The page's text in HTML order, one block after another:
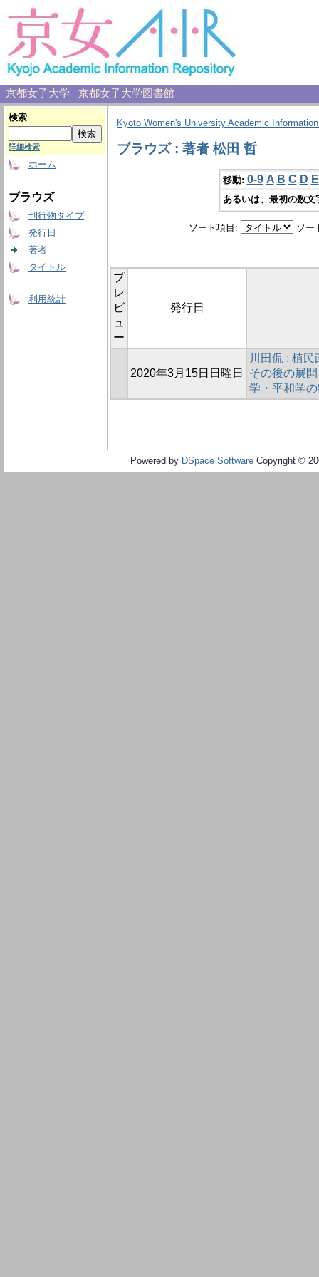
京都女子大学 京都女子大学図書館
検索
詳細検索
ホーム
ブラウズ
刊行物タイプ
発行日
著者
タイトル
利用統計
Kyoto Women's University Academic
ブラウズ : 著者 松田 哲
移動: 0-9 A B C D E
あるいは、最初の数
ソート項目: ソー
プ
レ
ビ
ュ
ー
発行日
2020年3月15日日曜日
川田侃 : 植
その後の展
学・平和学
Powered by DSpace Software Copyright ©